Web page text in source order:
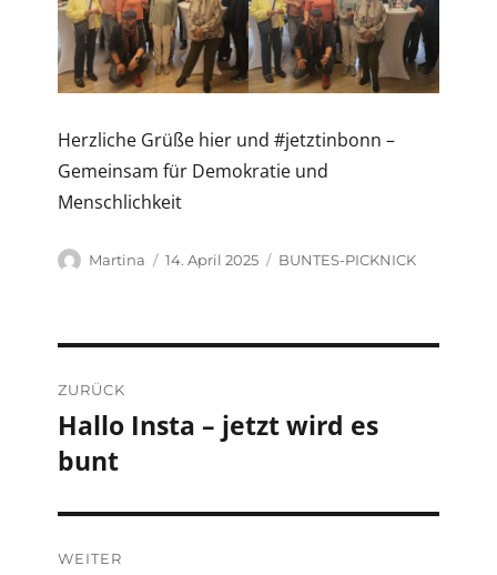
Herzliche Grüße hier und #jetztinbonn –
Gemeinsam für Demokratie und
Menschlichkeit
Autor
Martina
Veröffentlicht
14. April 2025 Kategorien
BUNTES-PICKNICK
ZURÜCK
Vorheriger
Beitrag:
Hallo Insta – jetzt wird es
bunt
WEITER